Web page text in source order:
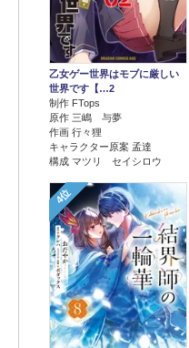
乙女ゲー世界はモブに厳しい
世界です【…2
制作 FTops
原作 三嶋 与夢
作画 行々狸
キャラクター原案 孟達
構成 マツリ セイシロウ
4位